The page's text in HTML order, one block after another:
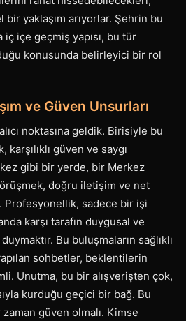
yaklaşım arıyorlar. Şehrin bu
içe geçmiş yapısı, bu tür
konusunda belirleyici bir rol
ve Güven Unsurları
noktasına geldik. Birisiyle bu
güven ve saygı
gibi bir yerde, bir Merkez
doğru iletişim ve net
Profesyonellik, sadece bir işi
karşı tarafın duygusal ve
Bu buluşmaların sağlıklı
sohbetler, beklentilerin
Unutma, bu bir alışverişten çok,
kurduğu geçici bir bağ. Bu
güven olmalı. Kimse